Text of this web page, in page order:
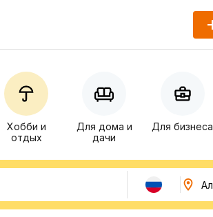
Хобби и
отдых
Для дома и
дачи
Для бизнеса